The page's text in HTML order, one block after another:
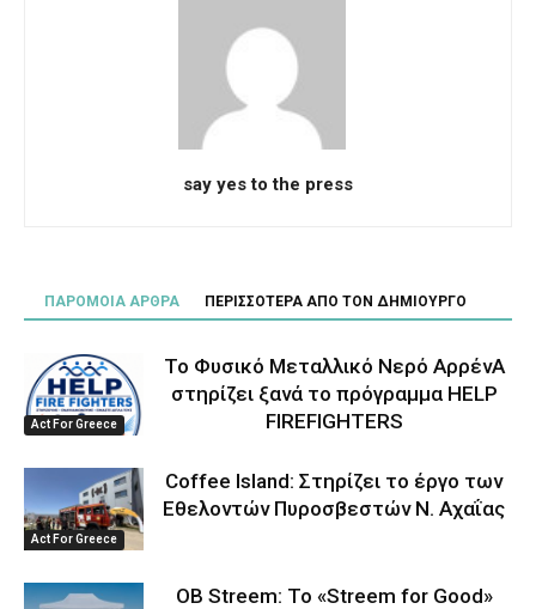
say yes to the press
ΠΑΡΟΜΟΙΑ ΑΡΘΡΑ ΠΕΡΙΣΣΟΤΕΡΑ ΑΠΟ ΤΟΝ ΔΗΜΙΟΥΡΓΟ
Act For Greece
Το Φυσικό Μεταλλικό Νερό ΑρρένΑ
στηρίζει ξανά το πρόγραμμα HELP
FIREFIGHTERS
Act For Greece
Coffee Island: Στηρίζει το έργο των
Εθελοντών Πυροσβεστών Ν. Αχαΐας
OB Streem: Το «Streem for Good»